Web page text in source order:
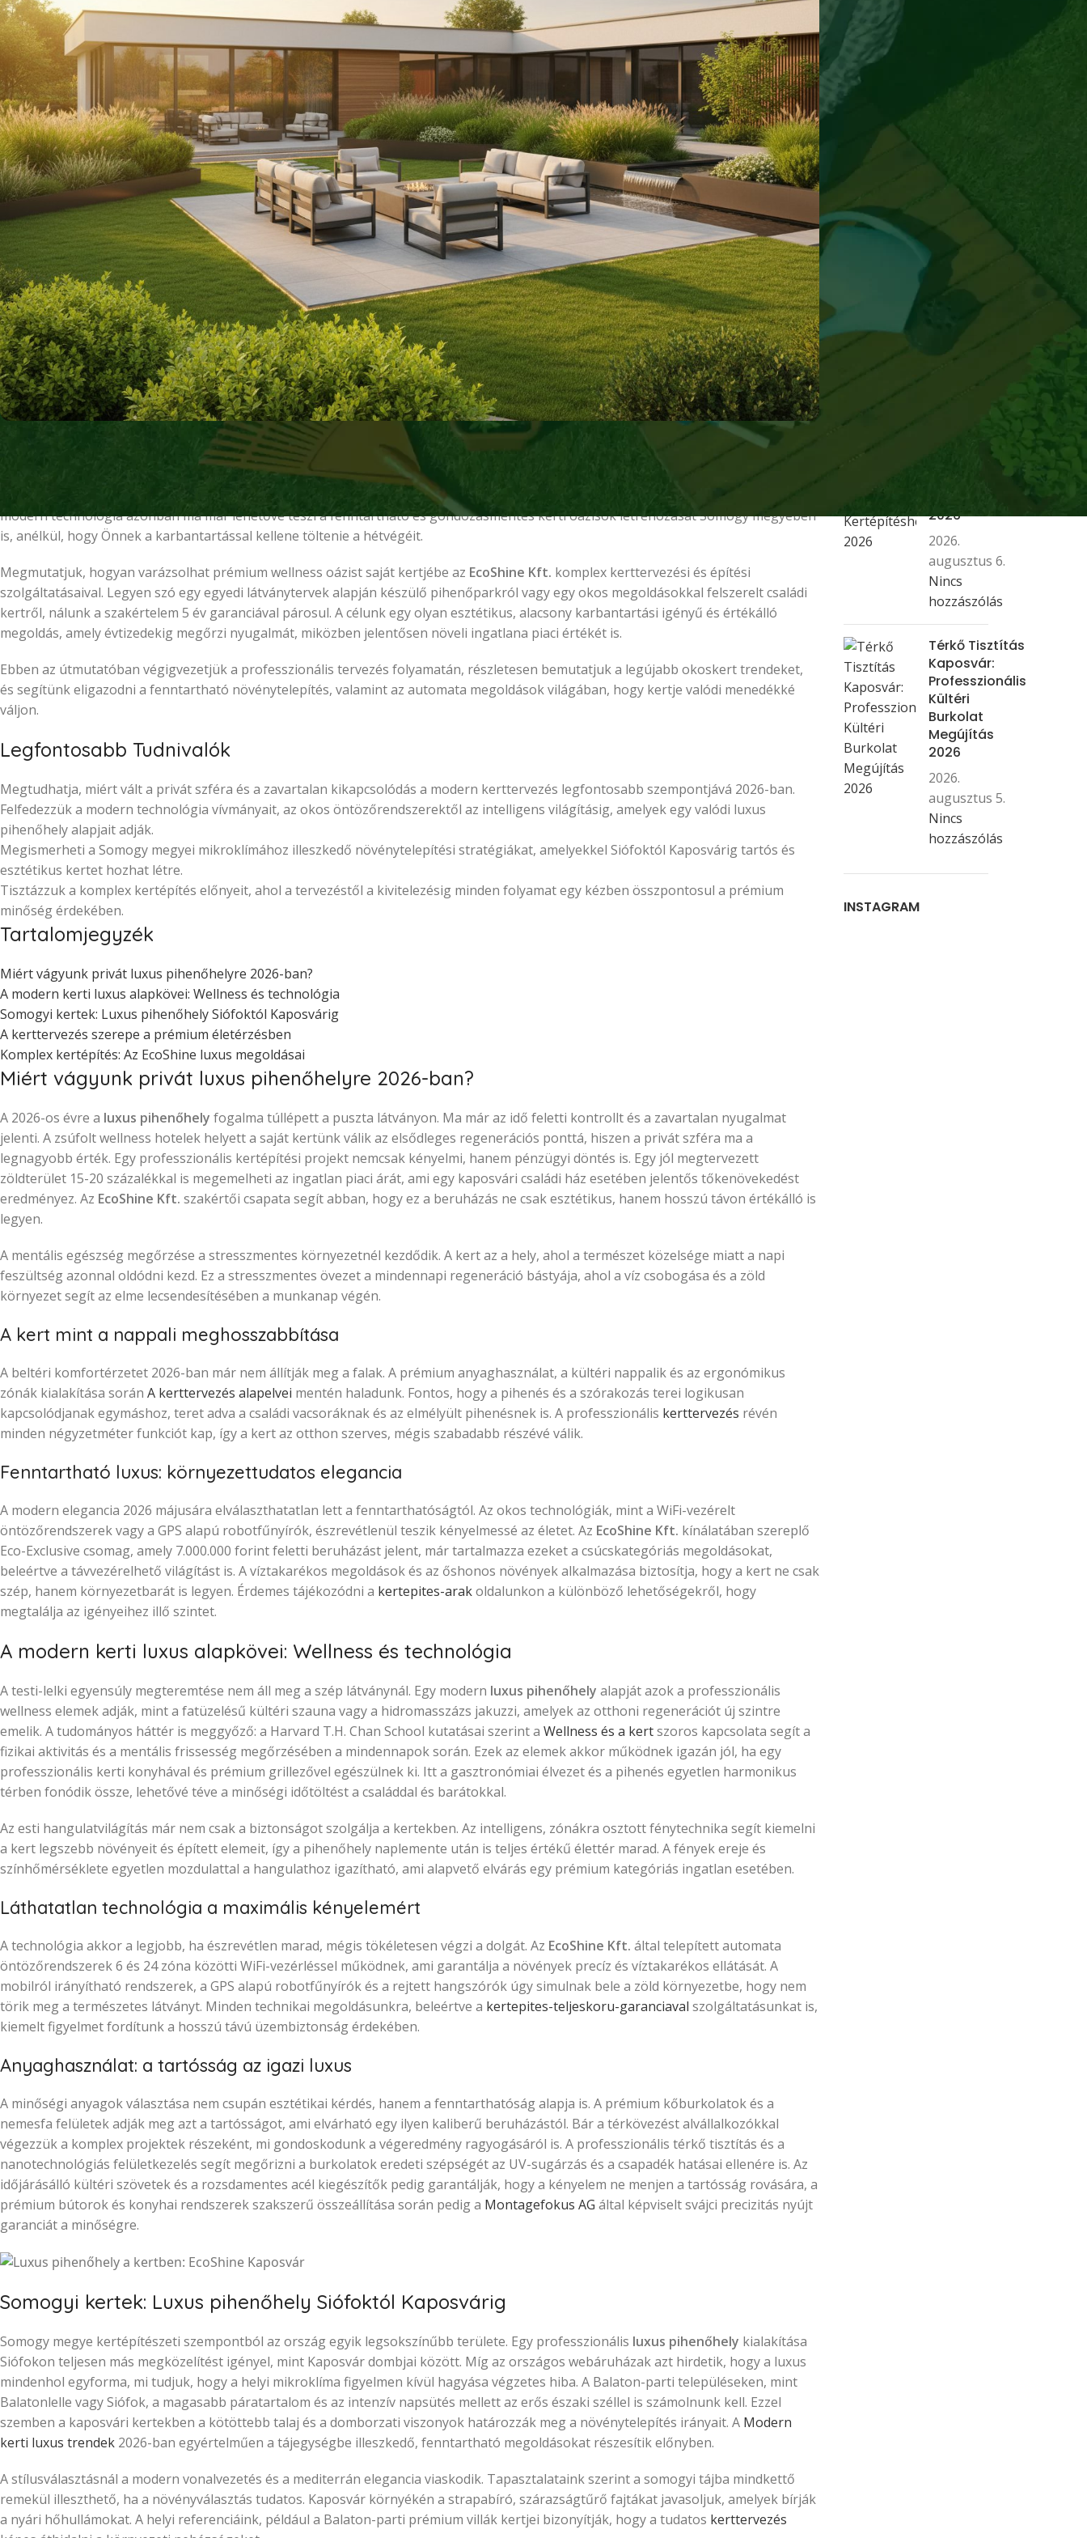
Miért utazna órákat egy túlzsúfolt wellness központba, ha a legexkluzívabb luxus pihenőhely
a saját kaposvári kerítésén belül is
várhatja Önt? Egyetértünk abban, hogy a valódi kikapcsolódáshoz privát szférára és kompromisszummentes minőségre van szükség,
nem pedig a nyilvános fürdők zajára. Sokan tartanak a silány kivitelezéstől vagy a kertjük jelenlegi, pihenésre alkalmatlan állapotától. A
modern technológia azonban ma már lehetővé teszi a fenntartható és gondozásmentes kerti oázisok létrehozását Somogy megyében
is, anélkül, hogy Önnek a karbantartással kellene töltenie a hétvégéit.
Megmutatjuk, hogyan varázsolhat prémium wellness oázist saját kertjébe az EcoShine Kft. komplex kerttervezési és építési
szolgáltatásaival. Legyen szó egy egyedi látványtervek alapján készülő pihenőparkról vagy egy okos megoldásokkal felszerelt családi
kertről, nálunk a szakértelem 5 év garanciával párosul. A célunk egy olyan esztétikus, alacsony karbantartási igényű és értékálló
megoldás, amely évtizedekig megőrzi nyugalmát, miközben jelentősen növeli ingatlana piaci értékét is.
Ebben az útmutatóban végigvezetjük a professzionális tervezés folyamatán, részletesen bemutatjuk a legújabb okoskert trendeket,
és segítünk eligazodni a fenntartható növénytelepítés, valamint az automata megoldások világában, hogy kertje valódi menedékké
váljon.
Legfontosabb Tudnivalók
Megtudhatja, miért vált a privát szféra és a zavartalan kikapcsolódás a modern kerttervezés legfontosabb szempontjává 2026-ban.
Felfedezzük a modern technológia vívmányait, az okos öntözőrendszerektől az intelligens világításig, amelyek egy valódi luxus
pihenőhely alapjait adják.
Megismerheti a Somogy megyei mikroklímához illeszkedő növénytelepítési stratégiákat, amelyekkel Siófoktól Kaposvárig tartós és
esztétikus kertet hozhat létre.
Tisztázzuk a komplex kertépítés előnyeit, ahol a tervezéstől a kivitelezésig minden folyamat egy kézben összpontosul a prémium
minőség érdekében.
Tartalomjegyzék
Miért vágyunk privát luxus pihenőhelyre 2026-ban?
A modern kerti luxus alapkövei: Wellness és technológia
Somogyi kertek: Luxus pihenőhely Siófoktól Kaposvárig
A kerttervezés szerepe a prémium életérzésben
Komplex kertépítés: Az EcoShine luxus megoldásai
Miért vágyunk privát luxus pihenőhelyre 2026-ban?
A 2026-os évre a luxus pihenőhely fogalma túllépett a puszta látványon. Ma már az idő feletti kontrollt és a zavartalan nyugalmat
jelenti. A zsúfolt wellness hotelek helyett a saját kertünk válik az elsődleges regenerációs ponttá, hiszen a privát szféra ma a
legnagyobb érték. Egy professzionális kertépítési projekt nemcsak kényelmi, hanem pénzügyi döntés is. Egy jól megtervezett
zöldterület 15-20 százalékkal is megemelheti az ingatlan piaci árát, ami egy kaposvári családi ház esetében jelentős tőkenövekedést
eredményez. Az EcoShine Kft. szakértői csapata segít abban, hogy ez a beruházás ne csak esztétikus, hanem hosszú távon értékálló is
legyen.
A mentális egészség megőrzése a stresszmentes környezetnél kezdődik. A kert az a hely, ahol a természet közelsége miatt a napi
feszültség azonnal oldódni kezd. Ez a stresszmentes övezet a mindennapi regeneráció bástyája, ahol a víz csobogása és a zöld
környezet segít az elme lecsendesítésében a munkanap végén.
A kert mint a nappali meghosszabbítása
A beltéri komfortérzetet 2026-ban már nem állítják meg a falak. A prémium anyaghasználat, a kültéri nappalik és az ergonómikus
zónák kialakítása során A kerttervezés alapelvei mentén haladunk. Fontos, hogy a pihenés és a szórakozás terei logikusan
kapcsolódjanak egymáshoz, teret adva a családi vacsoráknak és az elmélyült pihenésnek is. A professzionális kerttervezés révén
minden négyzetméter funkciót kap, így a kert az otthon szerves, mégis szabadabb részévé válik.
Fenntartható luxus: környezettudatos elegancia
A modern elegancia 2026 májusára elválaszthatatlan lett a fenntarthatóságtól. Az okos technológiák, mint a WiFi-vezérelt
öntözőrendszerek vagy a GPS alapú robotfűnyírók, észrevétlenül teszik kényelmessé az életet. Az EcoShine Kft. kínálatában szereplő
Eco-Exclusive csomag, amely 7.000.000 forint feletti beruházást jelent, már tartalmazza ezeket a csúcskategóriás megoldásokat,
beleértve a távvezérelhető világítást is. A víztakarékos megoldások és az őshonos növények alkalmazása biztosítja, hogy a kert ne csak
szép, hanem környezetbarát is legyen. Érdemes tájékozódni a kertepites-arakoldalunkon a különböző lehetőségekről, hogy
megtalálja az igényeihez illő szintet.
A modern kerti luxus alapkövei: Wellness és technológia
A testi-lelki egyensúly megteremtése nem áll meg a szép látványnál. Egy modern luxus pihenőhely alapját azok a professzionális
wellness elemek adják, mint a fatüzelésű kültéri szauna vagy a hidromasszázs jakuzzi, amelyek az otthoni regenerációt új szintre
emelik. A tudományos háttér is meggyőző: a Harvard T.H. Chan School kutatásai szerint a Wellness és a kertszoros kapcsolata segít a
fizikai aktivitás és a mentális frissesség megőrzésében a mindennapok során. Ezek az elemek akkor működnek igazán jól, ha egy
professzionális kerti konyhával és prémium grillezővel egészülnek ki. Itt a gasztronómiai élvezet és a pihenés egyetlen harmonikus
térben fonódik össze, lehetővé téve a minőségi időtöltést a családdal és barátokkal.
Az esti hangulatvilágítás már nem csak a biztonságot szolgálja a kertekben. Az intelligens, zónákra osztott fénytechnika segít kiemelni
a kert legszebb növényeit és épített elemeit, így a pihenőhely naplemente után is teljes értékű élettér marad. A fények ereje és
színhőmérséklete egyetlen mozdulattal a hangulathoz igazítható, ami alapvető elvárás egy prémium kategóriás ingatlan esetében.
Láthatatlan technológia a maximális kényelemért
A technológia akkor a legjobb, ha észrevétlen marad, mégis tökéletesen végzi a dolgát. Az EcoShine Kft. által telepített automata
öntözőrendszerek 6 és 24 zóna közötti WiFi-vezérléssel működnek, ami garantálja a növények precíz és víztakarékos ellátását. A
mobilról irányítható rendszerek, a GPS alapú robotfűnyírók és a rejtett hangszórók úgy simulnak bele a zöld környezetbe, hogy nem
törik meg a természetes látványt. Minden technikai megoldásunkra, beleértve a kertepites-teljeskoru-garanciaval szolgáltatásunkat is,
kiemelt figyelmet fordítunk a hosszú távú üzembiztonság érdekében.
Anyaghasználat: a tartósság az igazi luxus
A minőségi anyagok választása nem csupán esztétikai kérdés, hanem a fenntarthatóság alapja is. A prémium kőburkolatok és a
nemesfa felületek adják meg azt a tartósságot, ami elvárható egy ilyen kaliberű beruházástól. Bár a térkövezést alvállalkozókkal
végezzük a komplex projektek részeként, mi gondoskodunk a végeredmény ragyogásáról is. A professzionális térkő tisztítás és a
nanotechnológiás felületkezelés segít megőrizni a burkolatok eredeti szépségét az UV-sugárzás és a csapadék hatásai ellenére is. Az
időjárásálló kültéri szövetek és a rozsdamentes acél kiegészítők pedig garantálják, hogy a kényelem ne menjen a tartósság rovására, a
prémium bútorok és konyhai rendszerek szakszerű összeállítása során pedig a Montagefokus AG által képviselt svájci precizitás nyújt
garanciát a minőségre.
Somogyi kertek: Luxus pihenőhely Siófoktól Kaposvárig
Somogy megye kertépítészeti szempontból az ország egyik legsokszínűbb területe. Egy professzionális luxus pihenőhely kialakítása
Siófokon teljesen más megközelítést igényel, mint Kaposvár dombjai között. Míg az országos webáruházak azt hirdetik, hogy a luxus
mindenhol egyforma, mi tudjuk, hogy a helyi mikroklíma figyelmen kívül hagyása végzetes hiba. A Balaton-parti településeken, mint
Balatonlelle vagy Siófok, a magasabb páratartalom és az intenzív napsütés mellett az erős északi széllel is számolnunk kell. Ezzel
szemben a kaposvári kertekben a kötöttebb talaj és a domborzati viszonyok határozzák meg a növénytelepítés irányait. A Modern
kerti luxus trendek 2026-ban egyértelműen a tájegységbe illeszkedő, fenntartható megoldásokat részesítik előnyben.
A stílusválasztásnál a modern vonalvezetés és a mediterrán elegancia viaskodik. Tapasztalataink szerint a somogyi tájba mindkettő
remekül illeszthető, ha a növényválasztás tudatos. Kaposvár környékén a strapabíró, szárazságtűrő fajtákat javasoljuk, amelyek bírják
a nyári hőhullámokat. A helyi referenciáink, például a Balaton-parti prémium villák kertjei bizonyítják, hogy a tudatos kerttervezés
BLOGOK / HÍREK
hozzászólás
Kert Téli
Felkészítése
Kaposvár:
Profi
augusztus
Útmutató A
Modern
2026
2026.
augusztus 6.
Nincs
hozzászólás
Térkő Tisztítás
Kaposvár:
Professzionális
Kültéri
Burkolat
Megújítás
2026
2026.
augusztus 5.
Nincs
hozzászólás
INSTAGRAM